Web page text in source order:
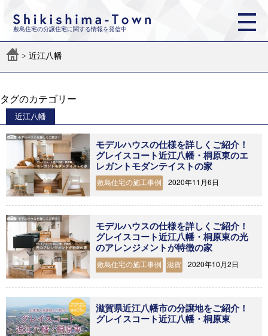
敷島住宅の分譲住宅に関する情報を発信中
> 近江八幡
タグのカテゴリー
近江八幡
モデルハウスの仕様を詳しくご紹介！
グレイスコート近江八幡・桐原東のエ
レガントモダンテイストの家
敷島住宅の施工事例 2020年11月6日
モデルハウスの仕様を詳しくご紹介！
グレイスコート近江八幡・桐原東の光
のアレンジメントが特徴の家
敷島住宅の施工事例 滋賀 2020年10月2日
滋賀県近江八幡市の分譲地をご紹介！
グレイスコート近江八幡・桐原東